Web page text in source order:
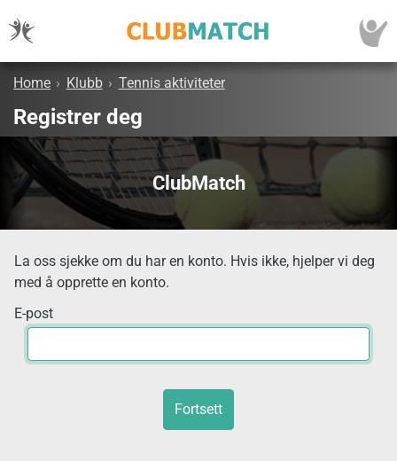
Home › Klubb › Tennis aktiviteter
Registrer deg
ClubMatch
La oss sjekke om du har en konto. Hvis ikke, hjelper vi deg
med å opprette en konto.
E-post
Fortsett